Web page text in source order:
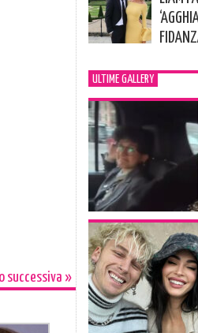
successiva »
ULTIME GALLERY